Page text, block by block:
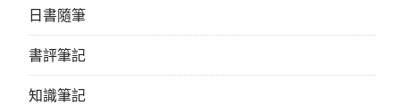
日書隨筆
書評筆記
知識筆記